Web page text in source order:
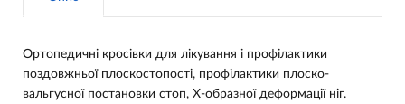
Ортопедичні кросівки для лікування і профілактики
поздовжньої плоскостопості, профілактики плоско-
вальгусної постановки стоп, Х-образної деформації ніг.